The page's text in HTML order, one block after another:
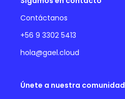
Contáctanos
+56 9 3302 5413
hola@gael.cloud
Únete a nuestra comunidad